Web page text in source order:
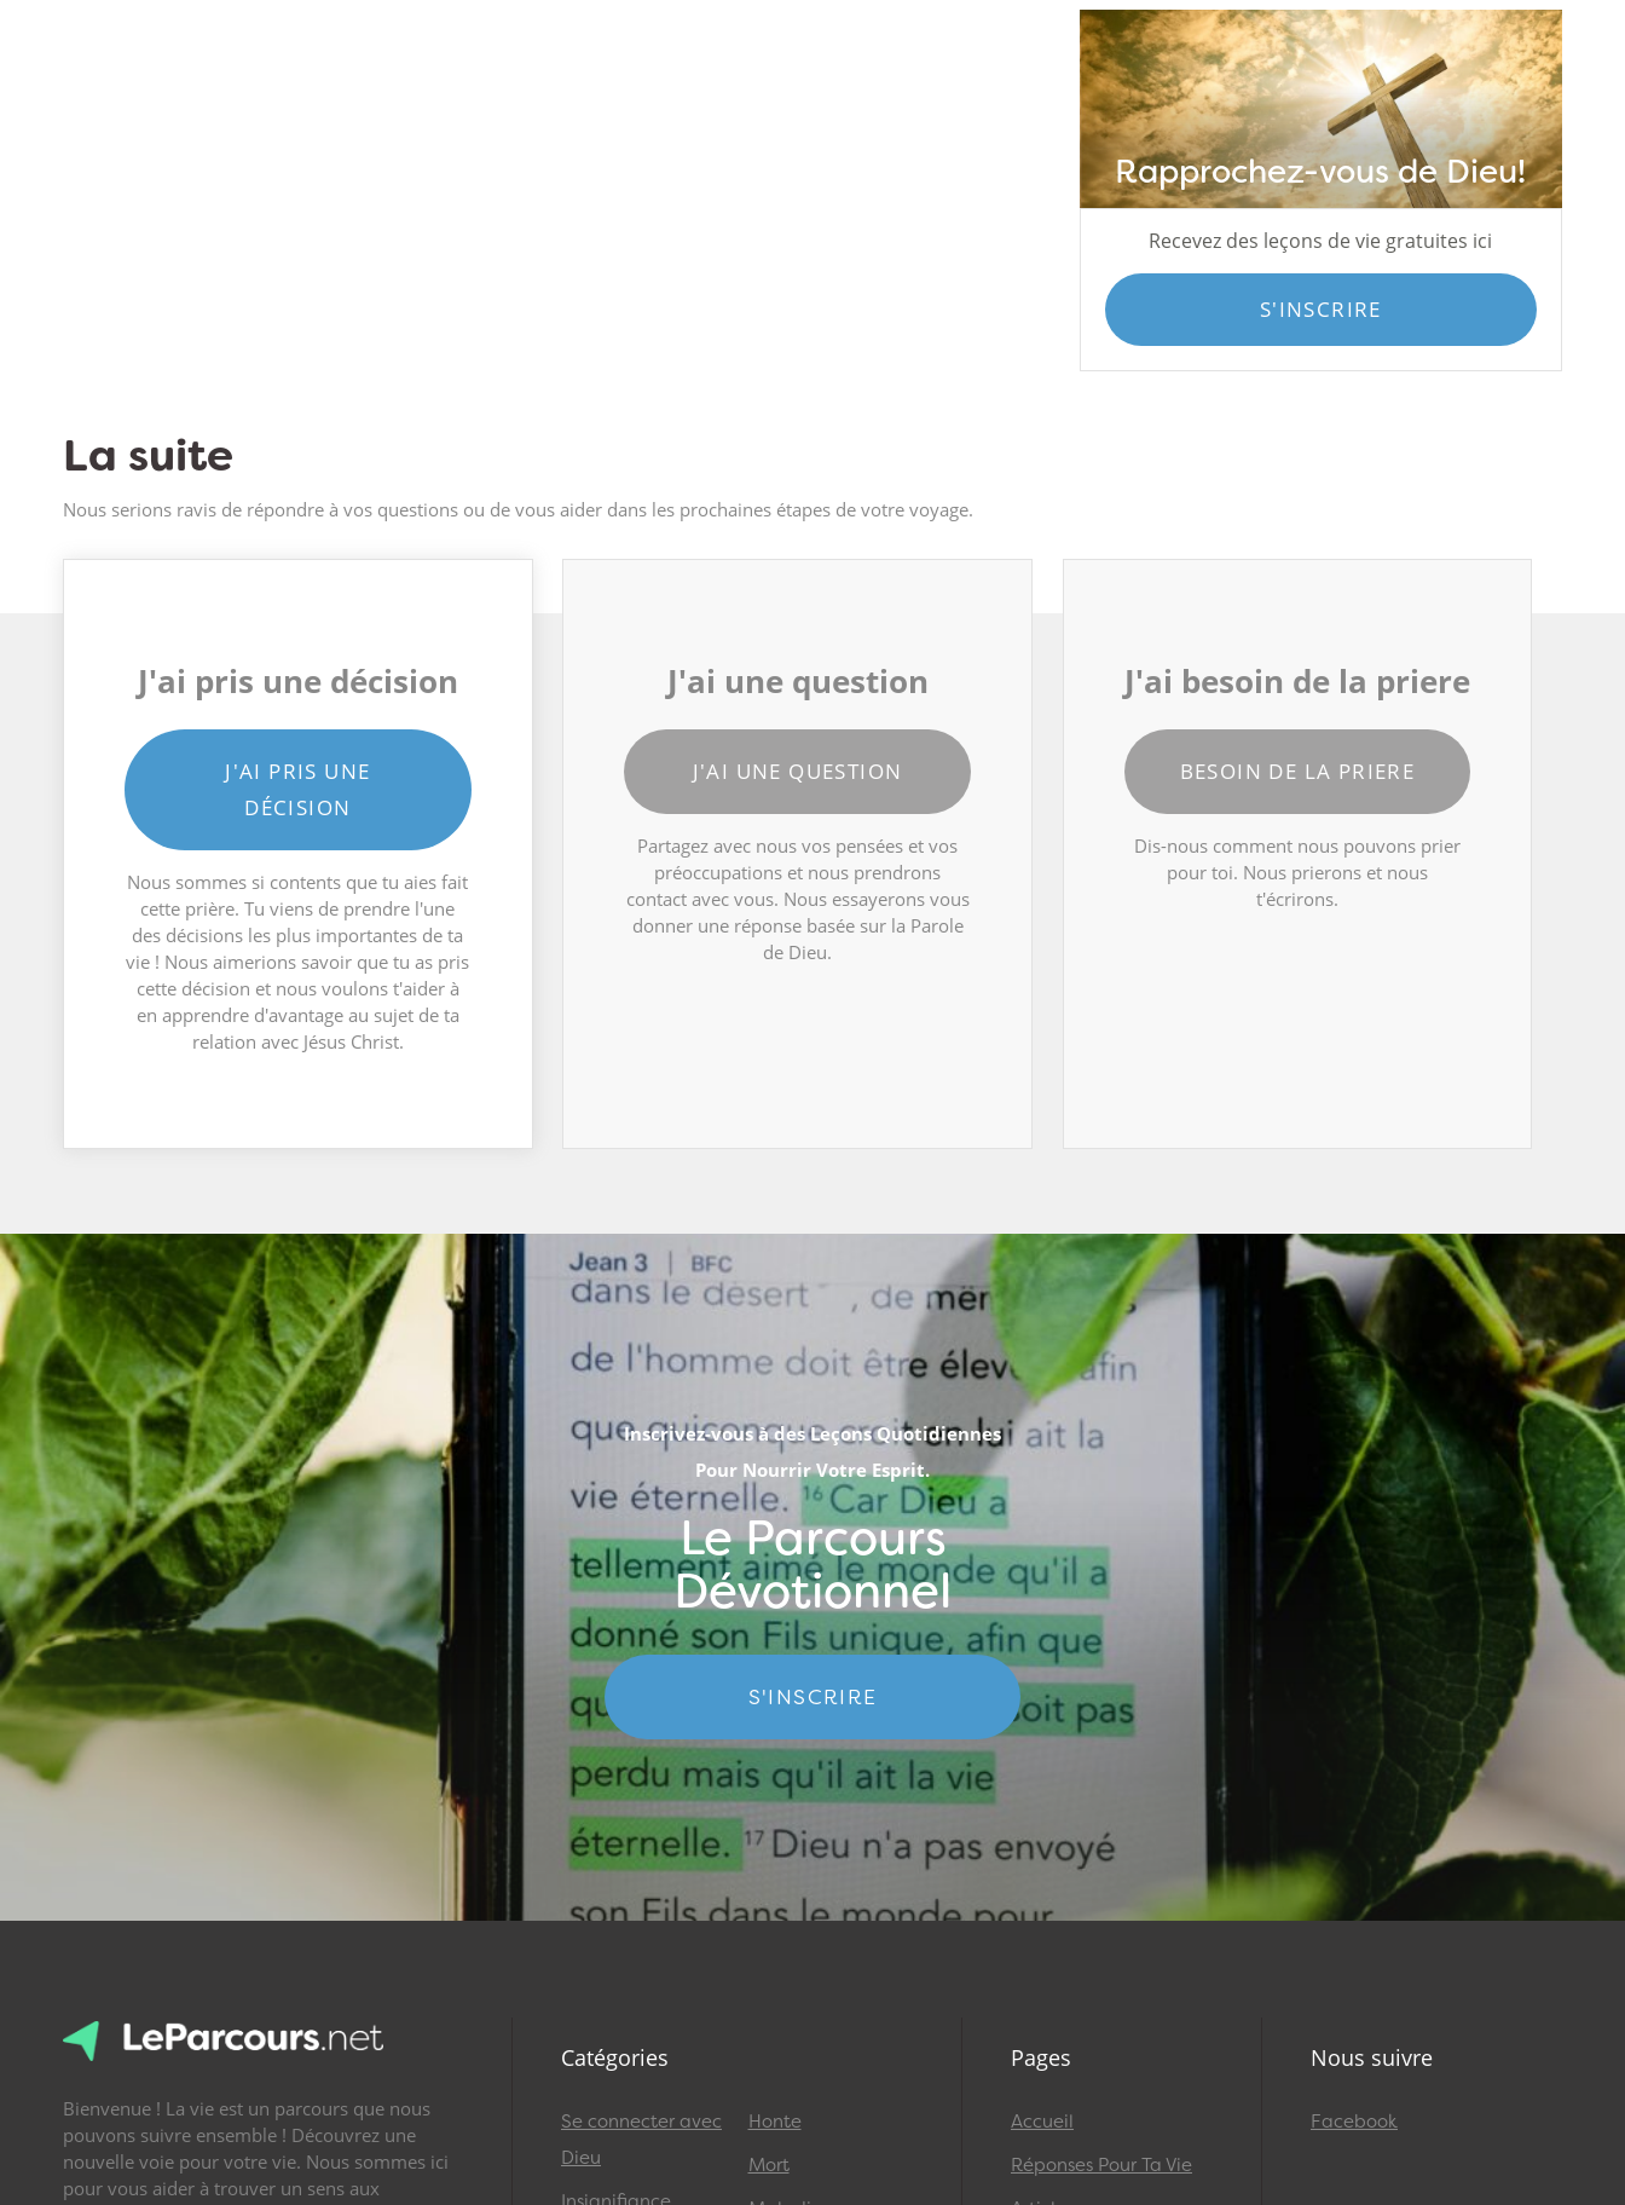
Rapprochez-vous de Dieu!
Recevez des leçons de vie gratuites ici
S'INSCRIRE
La suite
Nous serions ravis de répondre à vos questions ou de vous aider dans les prochaines étapes de votre voyage.
J'ai pris une décision
J'AI PRIS UNE
DÉCISION
Nous sommes si contents que tu aies fait
cette prière. Tu viens de prendre l'une
des décisions les plus importantes de ta
vie ! Nous aimerions savoir que tu as pris
cette décision et nous voulons t'aider à
en apprendre d'avantage au sujet de ta
relation avec Jésus Christ.
J'ai une question
J'AI UNE QUESTION
Partagez avec nous vos pensées et vos
préoccupations et nous prendrons
contact avec vous. Nous essayerons vous
donner une réponse basée sur la Parole
de Dieu.
J'ai besoin de la priere
BESOIN DE LA PRIERE
Dis-nous comment nous pouvons prier
pour toi. Nous prierons et nous
t'écrirons.
Inscrivez-vous à des Leçons Quotidiennes
Pour Nourrir Votre Esprit.
Le Parcours
Dévotionnel
S'INSCRIRE
Bienvenue ! La vie est un parcours que nous
pouvons suivre ensemble ! Découvrez une
nouvelle voie pour votre vie. Nous sommes ici
pour vous aider à trouver un sens aux
Catégories
Se connecter avec
Dieu
Honte
Mort
Pages
Accueil
Réponses Pour Ta Vie
Nous suivre
Facebook